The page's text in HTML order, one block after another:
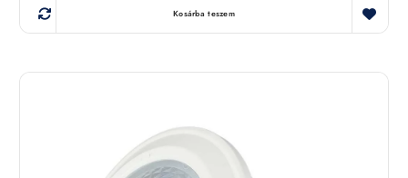
Kosárba teszem